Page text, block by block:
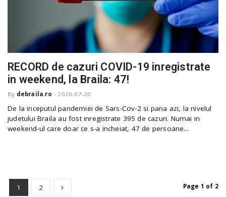
RECORD de cazuri COVID-19 inregistrate
in weekend, la Braila: 47!
By debraila.ro - 2020-07-20
De la inceputul pandemiei de Sars-Cov-2 si pana azi, la nivelul
judetului Braila au fost inregistrate 395 de cazuri. Numai in
weekend-ul care doar ce s-a incheiat, 47 de persoane...
1 2 Page 1 of 2